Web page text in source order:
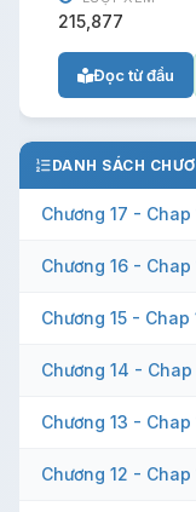
215,877
Đọc từ đầu
DANH SÁCH
Chương 17 - Chap
Chương 16 - Chap
Chương 15 - Chap
Chương 14 - Chap
Chương 13 - Chap
Chương 12 - Chap